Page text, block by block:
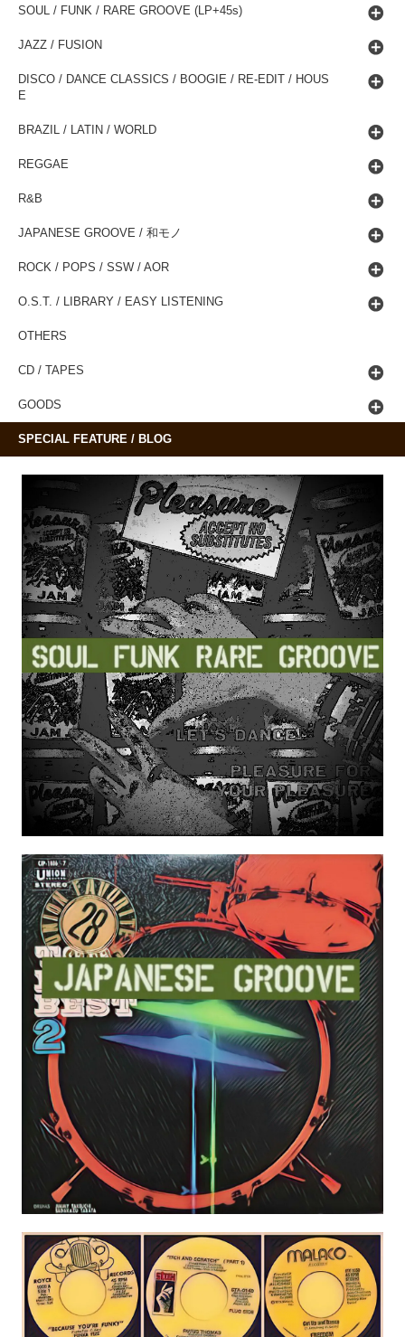
SOUL / FUNK / RARE GROOVE (LP+45s)
JAZZ / FUSION
DISCO / DANCE CLASSICS / BOOGIE / RE-EDIT / HOUS
E
BRAZIL / LATIN / WORLD
REGGAE
R&B
JAPANESE GROOVE / 和モノ
ROCK / POPS / SSW / AOR
O.S.T. / LIBRARY / EASY LISTENING
OTHERS
CD / TAPES
GOODS
SPECIAL FEATURE / BLOG